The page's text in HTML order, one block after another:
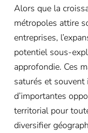
Alors que la
métropoles attire
entreprises,
potentiel sous-
approfondie. Ces
saturés et
d’importantes
territorial pour
diversifier